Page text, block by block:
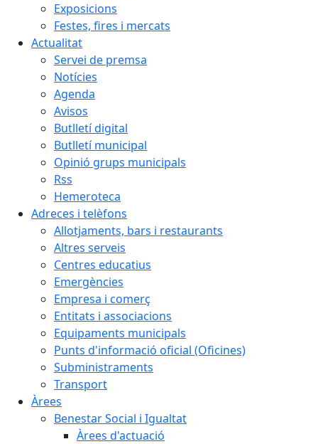
Exposicions
Festes, fires i mercats
Actualitat
Servei de premsa
Notícies
Agenda
Avisos
Butlletí digital
Butlletí municipal
Opinió grups municipals
Rss
Hemeroteca
Adreces i telèfons
Allotjaments, bars i restaurants
Altres serveis
Centres educatius
Emergències
Empresa i comerç
Entitats i associacions
Equipaments municipals
Punts d'informació oficial (Oficines)
Subministraments
Transport
Àrees
Benestar Social i Igualtat
Àrees d'actuació